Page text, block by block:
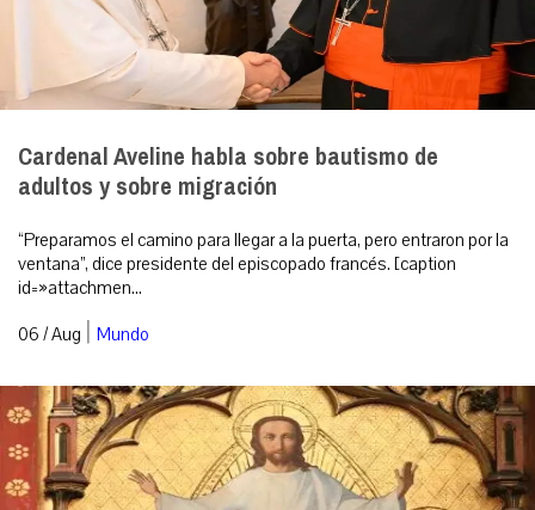
Cardenal Aveline habla sobre bautismo de
adultos y sobre migración
“Preparamos el camino para llegar a la puerta, pero entraron por la
ventana”, dice presidente del episcopado francés. [caption
id=»attachmen...
06 / Aug | Mundo